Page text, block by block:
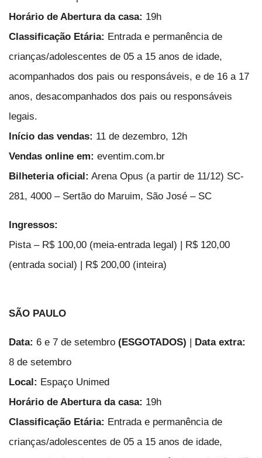
Horário de Abertura da casa: 19h
Classificação Etária: Entrada e permanência de
crianças/adolescentes de 05 a 15 anos de idade,
acompanhados dos pais ou responsáveis, e de 16 a 17
anos, desacompanhados dos pais ou responsáveis
legais.
Início das vendas: 11 de dezembro, 12h
Vendas online em: eventim.com.br
Bilheteria oficial: Arena Opus (a partir de 11/12) SC-
281, 4000 – Sertão do Maruim, São José – SC
Ingressos:
Pista – R$ 100,00 (meia-entrada legal) | R$ 120,00
(entrada social) | R$ 200,00 (inteira)
SÃO PAULO
Data: 6 e 7 de setembro (ESGOTADOS)
Data extra:
8 de setembro
Local: Espaço Unimed
Horário de Abertura da casa: 19h
Classificação Etária: Entrada e permanência de
crianças/adolescentes de 05 a 15 anos de idade,